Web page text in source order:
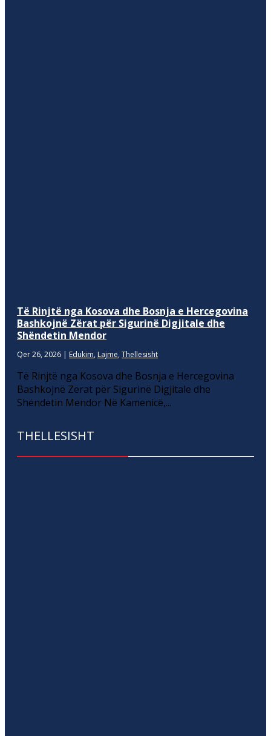
Të Rinjtë nga Kosova dhe Bosnja e Hercegovina
Bashkojnë Zërat për Sigurinë Digjitale dhe
Shëndetin Mendor
Qer 26, 2026 | Edukim, Lajme, Thellesisht
Të Rinjtë nga Kosova dhe Bosnja e Hercegovina
Bashkojnë Zërat për Sigurinë Digjitale dhe
Shëndetin Mendor Në Kamenicë,...
THELLESISHT